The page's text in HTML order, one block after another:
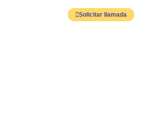
Solicitar llamada